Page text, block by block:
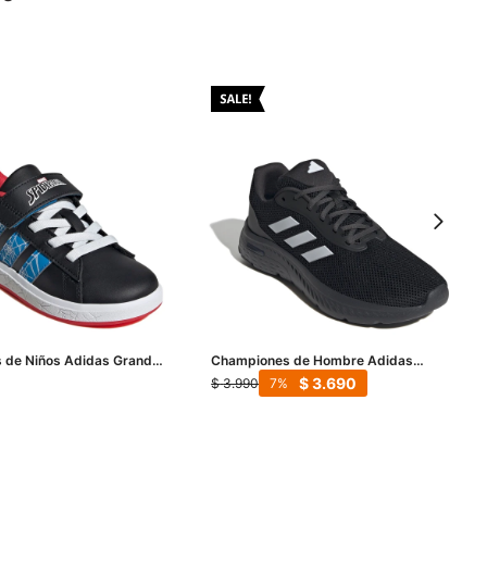
de Niños Adidas Grand
Championes de Hombre Adidas
Cloudfoam Move - Negro - Blanco
$ 3.990 $3.690
7